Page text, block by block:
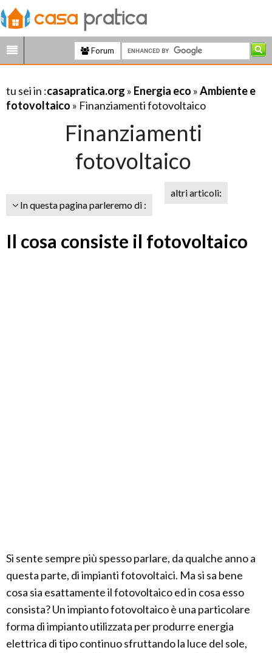
Forum
tu sei in :casapratica.org » Energia eco »Ambiente e
fotovoltaico » Finanziamenti fotovoltaico
Finanziamenti
fotovoltaico
In questa pagina parleremo di :
altri articoli:
Il cosa consiste il fotovoltaico
Si sente sempre più spesso parlare, da qualche anno a
questa parte, di impianti fotovoltaici. Ma si sa bene
cosa sia esattamente il fotovoltaico ed in cosa esso
consista? Un impianto fotovoltaico è una particolare
forma di impianto utilizzata per produrre energia
elettrica di tipo continuo sfruttando la luce del sole,